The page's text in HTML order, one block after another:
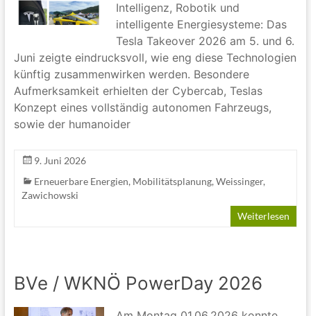
Intelligenz, Robotik und
intelligente Energiesysteme: Das
Tesla Takeover 2026 am 5. und 6.
Juni zeigte eindrucksvoll, wie eng diese Technologien
künftig zusammenwirken werden. Besondere
Aufmerksamkeit erhielten der Cybercab, Teslas
Konzept eines vollständig autonomen Fahrzeugs,
sowie der humanoider
9. Juni 2026
Erneuerbare Energien, Mobilitätsplanung, Weissinger,
Zawichowski
Weiterlesen
BVe / WKNÖ PowerDay 2026